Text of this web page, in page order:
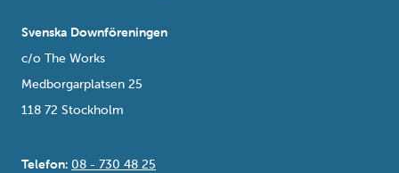
Svenska Downföreningen
c/o The Works
Medborgarplatsen 25
118 72 Stockholm
Telefon: 08 - 730 48 25